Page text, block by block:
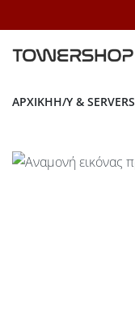
ΑΡΧΙΚΉH/Y & SERVERS